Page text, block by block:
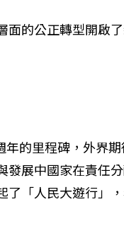
面的公正轉型開啟
的里程碑，外界
展中國家在責任
「人民大遊行」